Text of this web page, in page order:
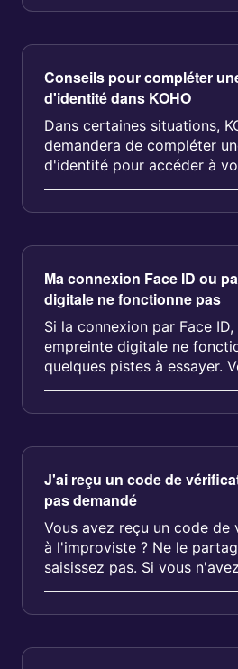
Conseils pour compléter
d'identité dans KOHO
Dans certaines situations,
demandera de compléter
d'identité pour accéder à
...
Ma connexion Face ID ou
digitale ne fonctionne pas
Si la connexion par Face
empreinte digitale ne
quelques pistes à essayer.
a la permission...
J'ai reçu un code de
pas demandé
Vous avez reçu un code de
à l'improviste ? Ne le
saisissez pas. Si vous